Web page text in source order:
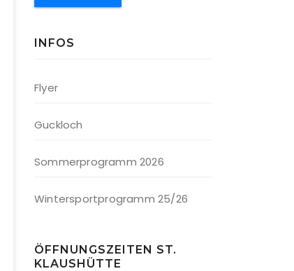
INFOS
Flyer
Guckloch
Sommerprogramm 2026
Wintersportprogramm 25/26
ÖFFNUNGSZEITEN ST.
KLAUSHÜTTE